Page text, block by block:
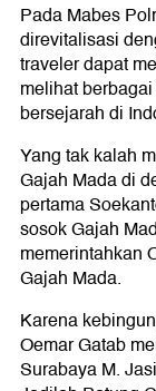
Pada Mabes
direvitalisasi
traveler dapat
melihat
bersejarah di
Yang tak kalah
Gajah Mada di
pertama
sosok Gajah
memerintahkan
Gajah Mada.
Karena
Oemar Gatab
Surabaya M.